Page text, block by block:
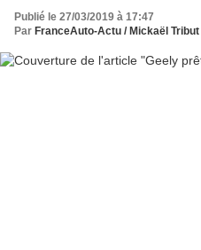
Publié le 27/03/2019 à 17:47
Par FranceAuto-Actu / Mickaël Tribut